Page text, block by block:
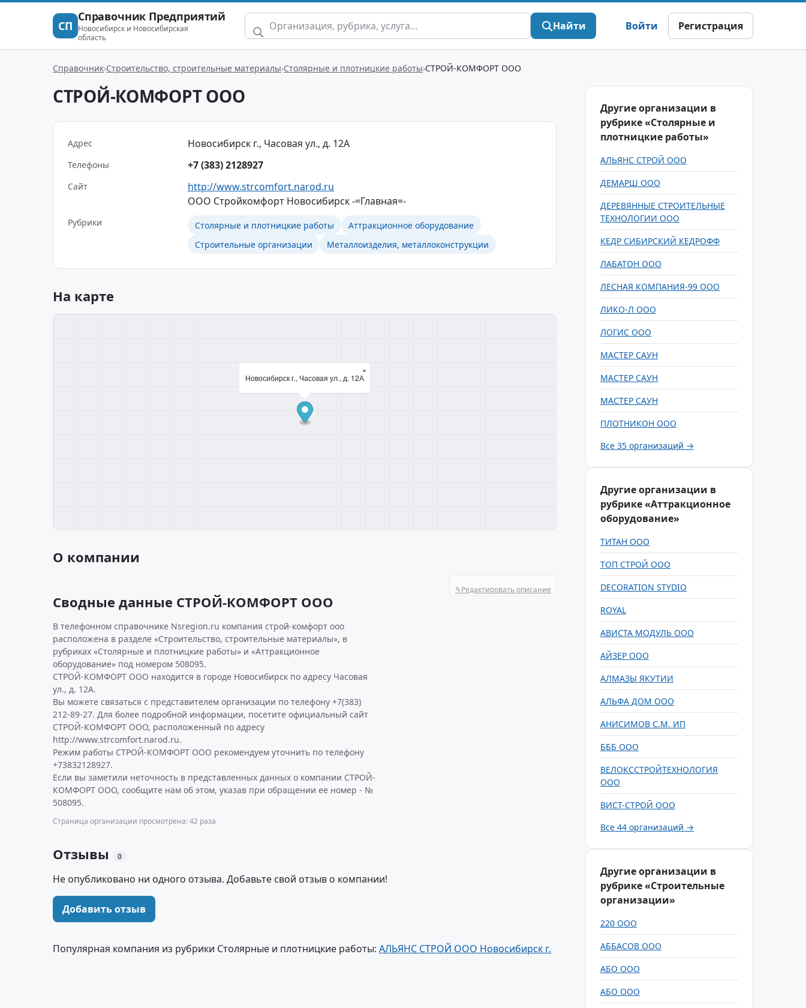
СП
Справочник Предприятий
Новосибирск и Новосибирская
область
Найти Войти Регистрация
Справочник Строительство, строительные материалы Столярные и плотницкие работы СТРОЙ-КОМФОРТ ООО
СТРОЙ-КОМФОРТ ООО
Адрес Новосибирск г., Часовая ул., д. 12А
Телефоны +7 (383) 2128927
Сайт
http://www.strcomfort.narod.ru
ООО Стройкомфорт Новосибирск -=Главная=-
Рубрики Столярные и плотницкие работы
Аттракционное оборудование
Строительные организации
Металлоизделия, металлоконструкции
На карте
Новосибирск г., Часовая ул., д. 12А
×
О компании
✎Редактировать описание
Сводные данные СТРОЙ-КОМФОРТ ООО
В телефонном справочнике Nsregion.ru компания строй-комфорт ооо
расположена в разделе «Строительство, строительные материалы», в
рубриках «Столярные и плотницкие работы» и «Аттракционное
оборудование» под номером 508095.
СТРОЙ-КОМФОРТ ООО находится в городе Новосибирск по адресу Часовая
ул., д. 12А.
Вы можете связаться с представителем организации по телефону +7(383)
212-89-27. Для более подробной информации, посетите официальный сайт
СТРОЙ-КОМФОРТ ООО, расположенный по адресу
http://www.strcomfort.narod.ru.
Режим работы СТРОЙ-КОМФОРТ ООО рекомендуем уточнить по телефону
+73832128927.
Если вы заметили неточность в представленных данных о компании СТРОЙ-
КОМФОРТ ООО, сообщите нам об этом, указав при обращении ее номер - №
508095.
Страница организации просмотрена: 42 раза
Отзывы 0
Не опубликовано ни одного отзыва. Добавьте свой отзыв о компании!
Добавить отзыв
Популярная компания из рубрики Столярные и плотницкие работы: АЛЬЯНС СТРОЙ ООО Новосибирск г.
Другие организации в
рубрике «Столярные и
плотницкие работы»
АЛЬЯНС СТРОЙ ООО
ДЕМАРШ ООО
ДЕРЕВЯННЫЕ СТРОИТЕЛЬНЫЕ
ТЕХНОЛОГИИ ООО
КЕДР СИБИРСКИЙ КЕДРОФФ
ЛАБАТОН ООО
ЛЕСНАЯ КОМПАНИЯ-99 ООО
ЛИКО-Л ООО
ЛОГИС ООО
МАСТЕР САУН
МАСТЕР САУН
МАСТЕР САУН
ПЛОТНИКОН ООО
Все 35 организаций →
Другие организации в
рубрике «Аттракционное
оборудование»
ТИТАН ООО
ТОП СТРОЙ ООО
DECORATION STYDIO
ROYAL
АВИСТА МОДУЛЬ ООО
АЙЗЕР ООО
АЛМАЗЫ ЯКУТИИ
АЛЬФА ДОМ ООО
АНИСИМОВ С.М. ИП
БББ ООО
ВЕЛОКССТРОЙТЕХНОЛОГИЯ
ООО
ВИСТ-СТРОЙ ООО
Все 44 организаций →
Другие организации в
рубрике «Строительные
организации»
220 ООО
АББАСОВ ООО
АБО ООО
АБО ООО